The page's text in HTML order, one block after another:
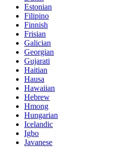
Estonian
Filipino
Finnish
Frisian
Galician
Georgian
Gujarati
Haitian
Hausa
Hawaiian
Hebrew
Hmong
Hungarian
Icelandic
Igbo
Javanese